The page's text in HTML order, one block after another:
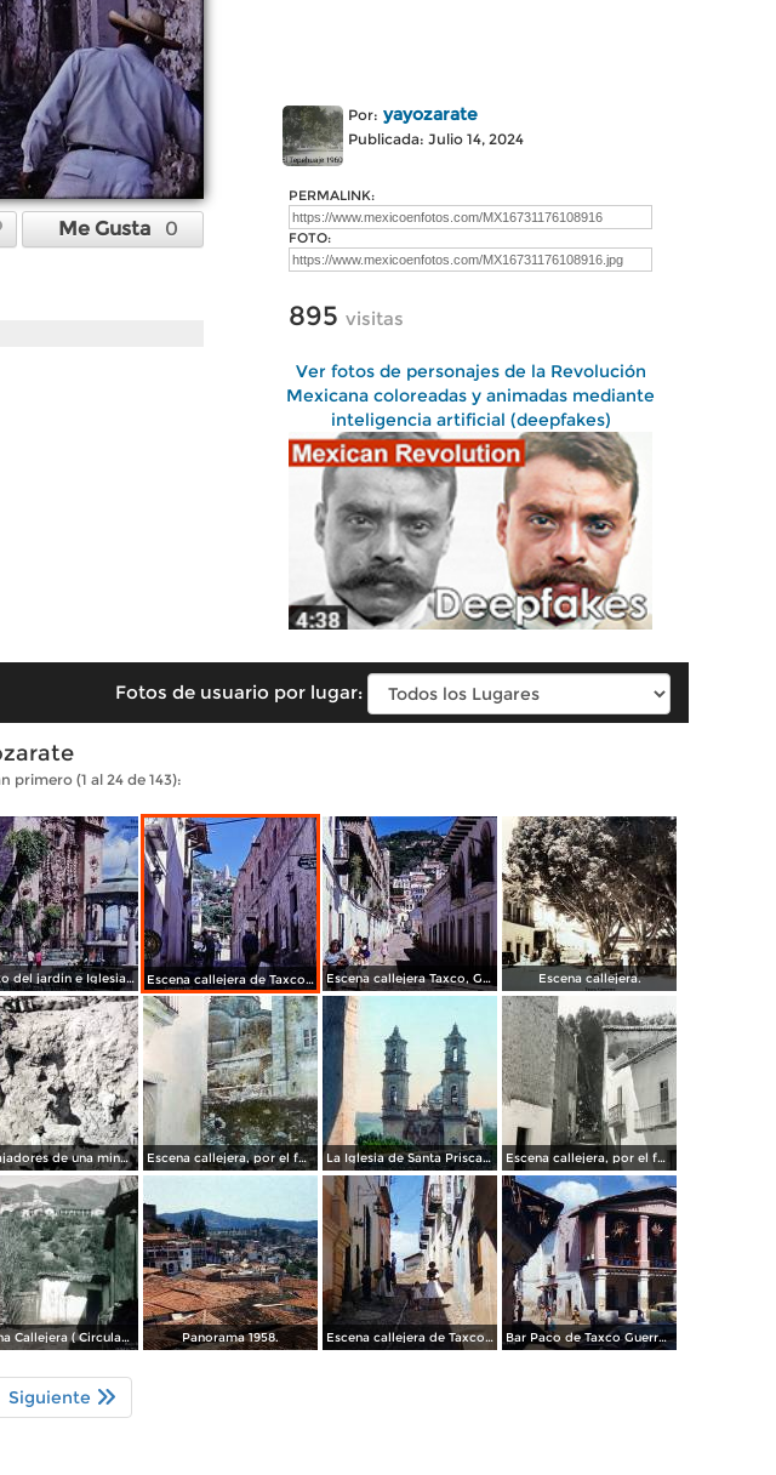
Me Gusta 0
Por: yayozarate
Publicada: Julio 14, 2024
PERMALINK:
FOTO:
895 visitas
Ver fotos de personajes de la Revolución
Mexicana coloreadas y animadas mediante
inteligencia artificial (deepfakes)
Fotos de usuario por lugar:
primero (1 al 24 de 143):
Kiosko del jardin e Iglesia de Taxco, Guerrero 1967. Escena callejera de Taxco, Guerrero 1967. Escena callejera Taxco, Guerrero 1967. Escena callejera.
Trabajadores de una mina de plata en Taxco, Guerrero. Escena callejera, por el fotógrafo T. Enami, de Yokohama, Japón (1934) La Iglesia de Santa Prisca, por el fotógrafo T. Enami, de Yokohama, Japón (1934) Escena callejera, por el fotógrafo T. Enami, de Yokohama, Japón (1934)
Escena Callejera ( Circulada el 1 de Noviembre 1929 ) por el Fotógrafo Hugo Brehme. Panorama 1958. Escena callejera de Taxco Guerrero 1958. Bar Paco de Taxco Guerrero 1958.
Siguiente